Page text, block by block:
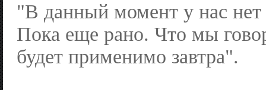
"В данный момент у нас нет
Пока еще рано. Что мы
будет применимо завтра".